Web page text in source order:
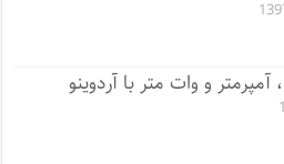
و وات متر با آردوینو